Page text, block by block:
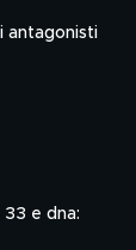
antagonisti
33 e dna: